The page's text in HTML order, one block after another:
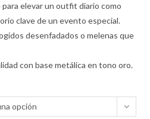
elevar un outfit diario como
clave de un evento especial.
desenfadados o melenas que
con base metálica en tono oro.
opción